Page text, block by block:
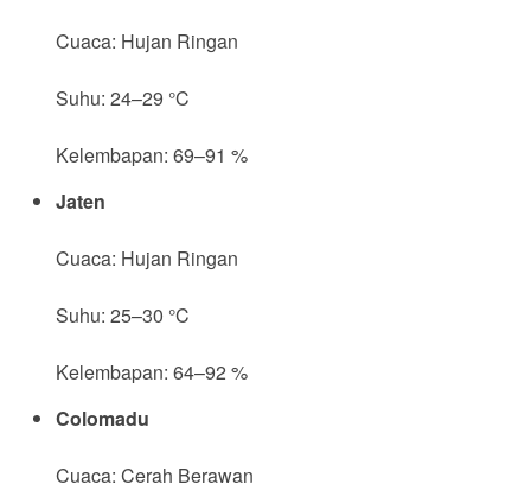
Cuaca: Hujan Ringan
Suhu: 24–29 °C
Kelembapan: 69–91 %
Jaten
Cuaca: Hujan Ringan
Suhu: 25–30 °C
Kelembapan: 64–92 %
Colomadu
Cuaca: Cerah Berawan